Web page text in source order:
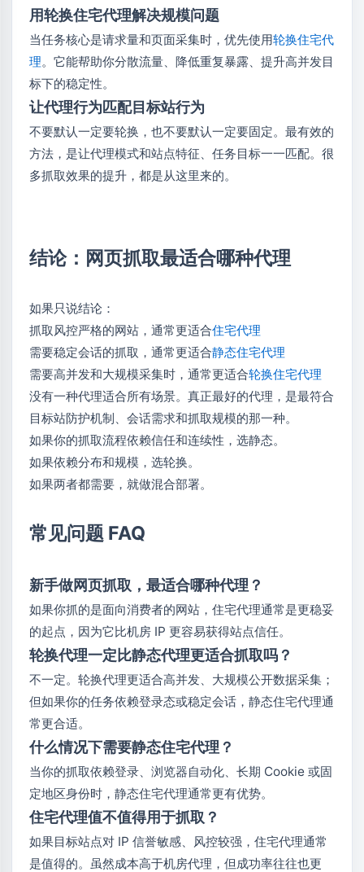
用轮换住宅代理解决规模问题
当任务核心是请求量和页面采集时，优先使用轮换住宅代
理。它能帮助你分散流量、降低重复暴露、提升高并发目
标下的稳定性。
让代理行为匹配目标站行为
不要默认一定要轮换，也不要默认一定要固定。最有效的
方法，是让代理模式和站点特征、任务目标一一匹配。很
多抓取效果的提升，都是从这里来的。
结论：网页抓取最适合哪种代理
如果只说结论：
抓取风控严格的网站，通常更适合住宅代理
需要稳定会话的抓取，通常更适合静态住宅代理
需要高并发和大规模采集时，通常更适合轮换住宅代理
没有一种代理适合所有场景。真正最好的代理，是最符合
目标站防护机制、会话需求和抓取规模的那一种。
如果你的抓取流程依赖信任和连续性，选静态。
如果依赖分布和规模，选轮换。
如果两者都需要，就做混合部署。
常见问题 FAQ
新手做网页抓取，最适合哪种代理？
如果你抓的是面向消费者的网站，住宅代理通常是更稳妥
的起点，因为它比机房 IP 更容易获得站点信任。
轮换代理一定比静态代理更适合抓取吗？
不一定。轮换代理更适合高并发、大规模公开数据采集；
但如果你的任务依赖登录态或稳定会话，静态住宅代理通
常更合适。
什么情况下需要静态住宅代理？
当你的抓取依赖登录、浏览器自动化、长期 Cookie 或固
定地区身份时，静态住宅代理通常更有优势。
住宅代理值不值得用于抓取？
如果目标站点对 IP 信誉敏感、风控较强，住宅代理通常
是值得的。虽然成本高于机房代理，但成功率往往也更